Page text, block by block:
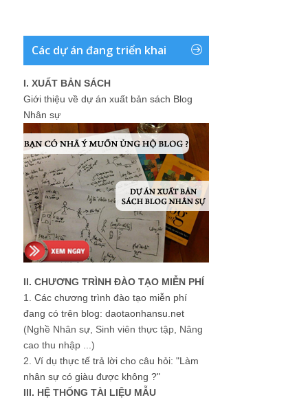
Các dự án đang triển khai
I. XUẤT BẢN SÁCH
Giới thiệu về dự án xuất bản sách Blog
Nhân sự
II. CHƯƠNG TRÌNH ĐÀO TẠO MIỄN PHÍ
1. Các chương trình đào tạo miễn phí
đang có trên blog: daotaonhansu.net
(Nghề Nhân sự, Sinh viên thực tập, Nâng
cao thu nhập ...)
2. Ví dụ thực tế trả lời cho câu hỏi: "Làm
nhân sự có giàu được không ?"
III. HỆ THỐNG TÀI LIỆU MẪU